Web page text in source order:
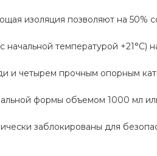
изоляция позволяют на
температурой +21°C)
и четырем прочным опорным
формы объемом 1000 мл
заблокированы для